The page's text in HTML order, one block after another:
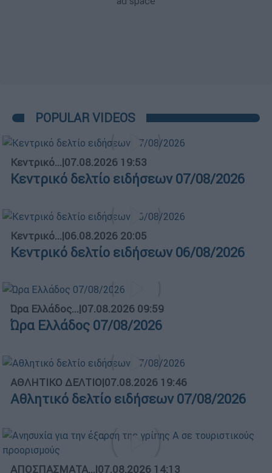
POPULAR VIDEOS
Κεντρικό...|07.08.2026 19:53
Κεντρικό δελτίο ειδήσεων 07/08/2026
Κεντρικό...|06.08.2026 20:05
Κεντρικό δελτίο ειδήσεων 06/08/2026
Ώρα Ελλάδος...|07.08.2026 09:59
Ώρα Ελλάδος 07/08/2026
ΑΘΛΗΤΙΚΟ ΔΕΛΤΙΟ|07.08.2026 19:46
Αθλητικό δελτίο ειδήσεων 07/08/2026
ΑΠΟΣΠΑΣΜΑΤΑ...|07.08.2026 14:13